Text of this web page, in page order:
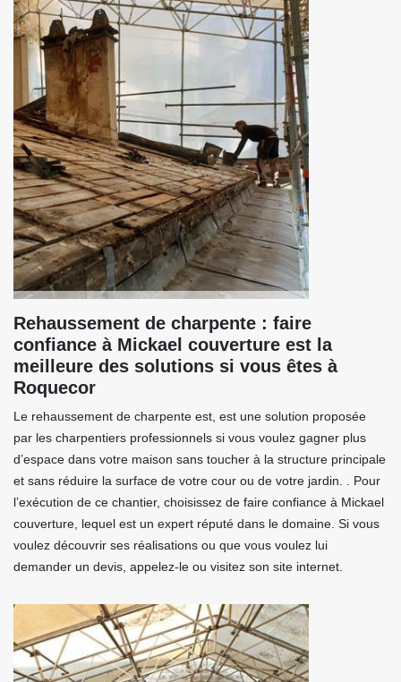
Rehaussement de charpente : faire
confiance à Mickael couverture est la
meilleure des solutions si vous êtes à
Roquecor
Le rehaussement de charpente est, est une solution proposée
par les charpentiers professionnels si vous voulez gagner plus
d’espace dans votre maison sans toucher à la structure principale
et sans réduire la surface de votre cour ou de votre jardin. . Pour
l’exécution de ce chantier, choisissez de faire confiance à Mickael
couverture, lequel est un expert réputé dans le domaine. Si vous
voulez découvrir ses réalisations ou que vous voulez lui
demander un devis, appelez-le ou visitez son site internet.